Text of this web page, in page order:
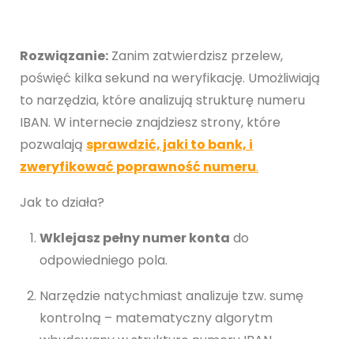
Rozwiązanie: Zanim zatwierdzisz przelew,
poświęć kilka sekund na weryfikację. Umożliwiają
to narzędzia, które analizują strukturę numeru
IBAN. W internecie znajdziesz strony, które
pozwalają sprawdzić, jaki to bank, i
zweryfikować poprawność numeru.
Jak to działa?
Wklejasz pełny numer konta do
odpowiedniego pola.
Narzędzie natychmiast analizuje tzw. sumę
kontrolną – matematyczny algorytm